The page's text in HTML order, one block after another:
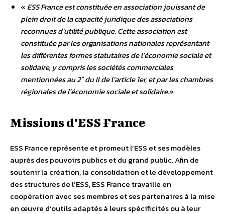
« ESS France est constituée en association jouissant de
plein droit de la capacité juridique des associations
reconnues d’utilité publique. Cette association est
constituée par les organisations nationales représentant
les différentes formes statutaires de l’économie sociale et
solidaire, y compris les sociétés commerciales
mentionnées au 2° du II de l’article 1er, et par les chambres
régionales de l’économie sociale et solidaire.»
Missions d’ESS France
ESS France représente et promeut l’ESS et ses modèles
auprès des pouvoirs publics et du grand public. Afin de
soutenir la création, la consolidation et le développement
des structures de l’ESS, ESS France travaille en
coopération avec ses membres et ses partenaires à la mise
en œuvre d’outils adaptés à leurs spécificités ou à leur